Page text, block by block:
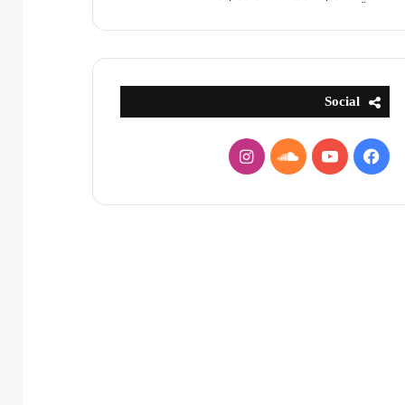
Social
فيسبوكيوتيوبساوندانستقرام